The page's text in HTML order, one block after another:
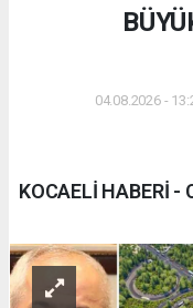
04.08.2026 -
KOCAELİ HABERİ -